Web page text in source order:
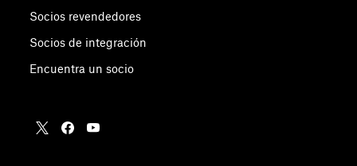
Socios revendedores
Socios de integración
Encuentra un socio